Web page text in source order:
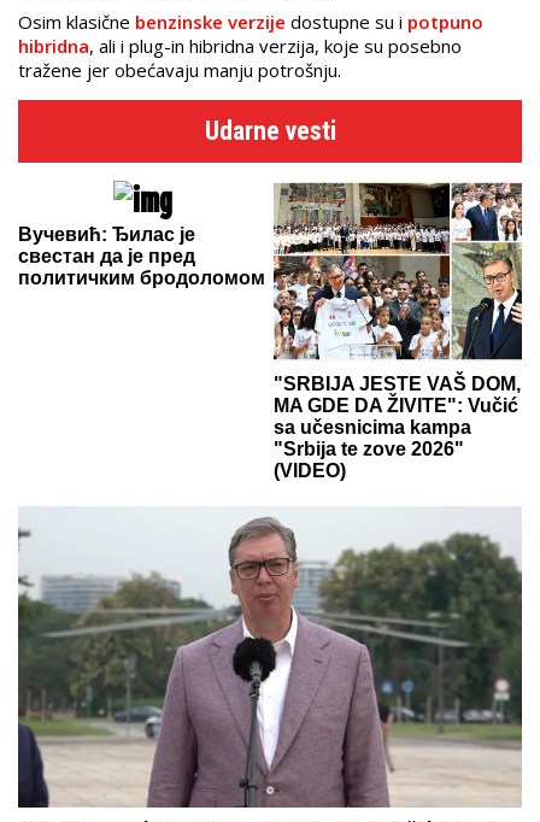
Osim klasične benzinske verzije dostupne su i potpuno
hibridna, ali i plug-in hibridna verzija, koje su posebno
tražene jer obećavaju manju potrošnju.
Udarne vesti
Вучевић: Ђилас је
свестан да је пред
политичким бродоломом
"SRBIJA JESTE VAŠ DOM,
MA GDE DA ŽIVITE": Vučić
sa učesnicima kampa
"Srbija te zove 2026"
(VIDEO)